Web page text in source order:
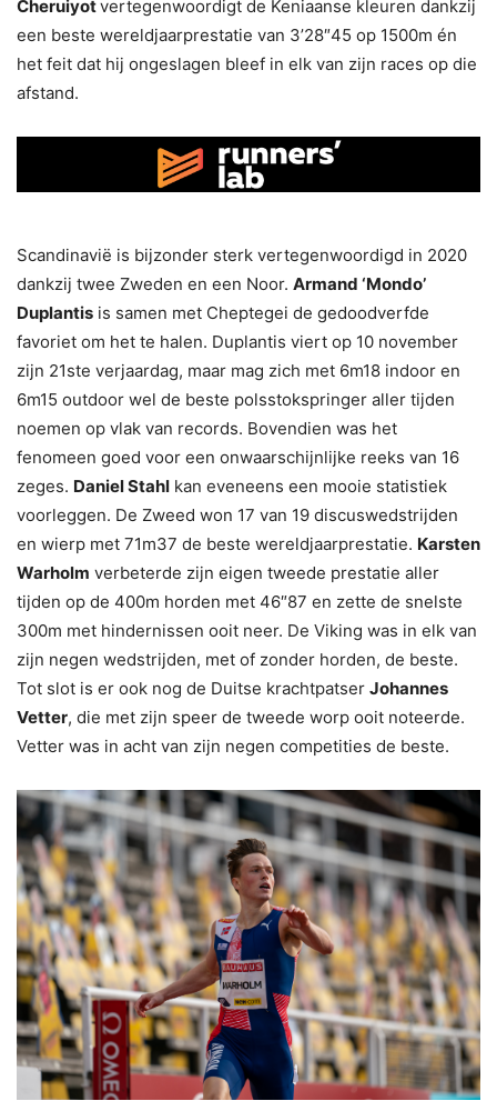
Cheruiyotvertegenwoordigt de Keniaanse kleuren dankzij
een beste wereldjaarprestatie van 3’28″45 op 1500m én
het feit dat hij ongeslagen bleef in elk van zijn races op die
afstand.
Scandinavië is bijzonder sterk vertegenwoordigd in 2020
dankzij twee Zweden en een Noor. Armand ‘Mondo’
Duplantis is samen met Cheptegei de gedoodverfde
favoriet om het te halen. Duplantis viert op 10 november
zijn 21ste verjaardag, maar mag zich met 6m18 indoor en
6m15 outdoor wel de beste polsstokspringer aller tijden
noemen op vlak van records. Bovendien was het
fenomeen goed voor een onwaarschijnlijke reeks van 16
zeges. Daniel Stahl kan eveneens een mooie statistiek
voorleggen. De Zweed won 17 van 19 discuswedstrijden
en wierp met 71m37 de beste wereldjaarprestatie. Karsten
Warholm verbeterde zijn eigen tweede prestatie aller
tijden op de 400m horden met 46″87 en zette de snelste
300m met hindernissen ooit neer. De Viking was in elk van
zijn negen wedstrijden, met of zonder horden, de beste.
Tot slot is er ook nog de Duitse krachtpatser Johannes
Vetter, die met zijn speer de tweede worp ooit noteerde.
Vetter was in acht van zijn negen competities de beste.